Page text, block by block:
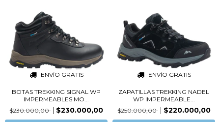
ENVÍO GRATIS
BOTAS TREKKING SIGNAL WP
IMPERMEABLES MO...
$230.000,00
$230.000,00
ENVÍO GRATIS
ZAPATILLAS TREKKING NADEL
WP IMPERMEABLE...
$250.000,00
$220.000,00